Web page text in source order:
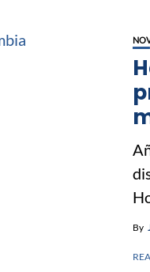
By